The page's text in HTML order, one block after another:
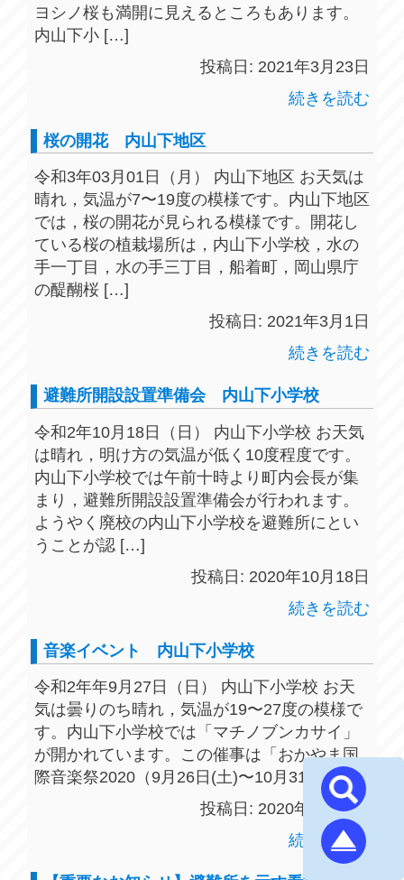
ヨシノ桜も満開に見えるところもあります。
内山下小 […]
投稿日: 2021年3月23日
続きを読む
桜の開花 内山下地区
令和3年03月01日（月） 内山下地区 お天気は
晴れ，気温が7〜19度の模様です。内山下地区
では，桜の開花が見られる模様です。開花し
ている桜の植栽場所は，内山下小学校，水の
手一丁目，水の手三丁目，船着町，岡山県庁
の醍醐桜 […]
投稿日: 2021年3月1日
続きを読む
避難所開設設置準備会 内山下小学校
令和2年10月18日（日） 内山下小学校 お天気
は晴れ，明け方の気温が低く10度程度です。
内山下小学校では午前十時より町内会長が集
まり，避難所開設設置準備会が行われます。
ようやく廃校の内山下小学校を避難所にとい
うことが認 […]
投稿日: 2020年10月18日
続きを読む
音楽イベント 内山下小学校
令和2年年9月27日（日） 内山下小学校 お天
気は曇りのち晴れ，気温が19〜27度の模様で
す。内山下小学校では「マチノブンカサイ」
が開かれています。この催事は「おかやま国
際音楽祭2020（9月26日(土)〜10月31日( […]
投稿日: 2020年9月27日
続きを読む